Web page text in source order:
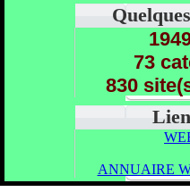
73
830
ANNUAIRE